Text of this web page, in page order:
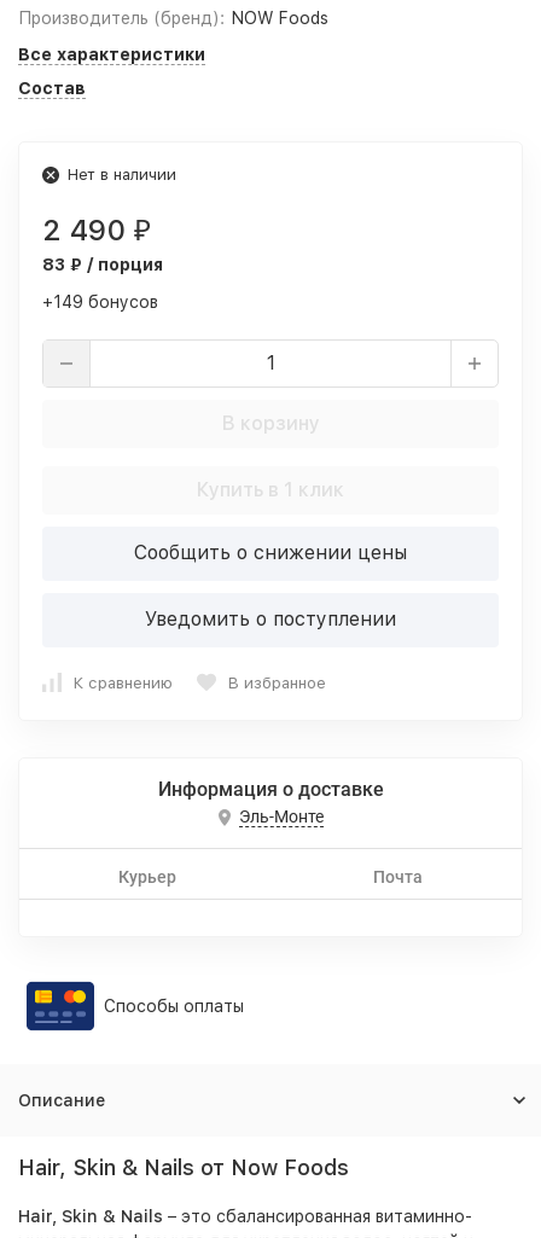
Производитель (бренд): NOW Foods
Все характеристики
Состав
Нет в наличии
2 490 ₽
83 ₽ / порция
+149 бонусов
В корзину
Купить в 1 клик
Сообщить о снижении цены
Уведомить о поступлении
К сравнению В избранное
Информация о доставке
Эль-Монте
Курьер Почта
Способы оплаты
Описание
Hair, Skin & Nails от Now Foods
Hair, Skin & Nails – это сбалансированная витаминно-